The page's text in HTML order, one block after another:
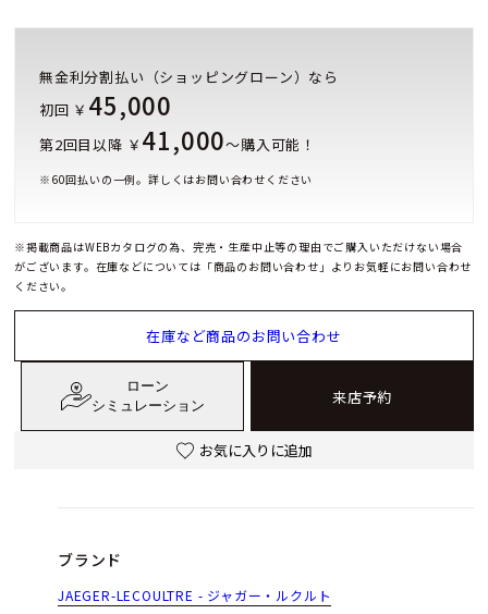
無金利分割払い（ショッピングローン）なら
初回 ￥ 45,000
第2回目以降 ￥ 41,000～購入可能！
※ 60回払いの一例。詳しくはお問い合わせください
※掲載商品はWEBカタログの為、完売・生産中止等の理由でご購入いただけない場合
がございます。在庫などについては「商品のお問い合わせ」よりお気軽にお問い合わせ
ください。
在庫など商品のお問い合わせ
ローン
シミュレーション
来店予約
お気に入りに追加
ブランド
JAEGER-LECOULTRE - ジャガー・ルクルト